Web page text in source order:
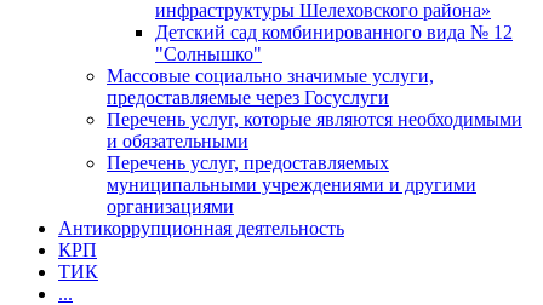
инфраструктуры Шелеховского района»
Детский сад комбинированного вида № 12
"Солнышко"
Массовые социально значимые услуги,
предоставляемые через Госуслуги
Перечень услуг, которые являются необходимыми
и обязательными
Перечень услуг, предоставляемых
муниципальными учреждениями и другими
организациями
Антикоррупционная деятельность
КРП
ТИК
...